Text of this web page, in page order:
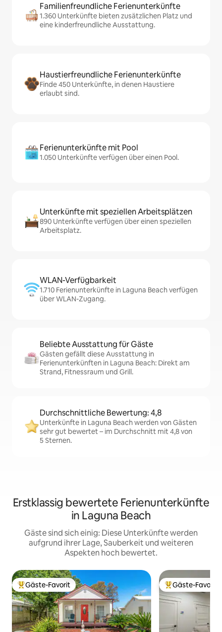
Familienfreundliche Ferienunterkünfte
1.360 Unterkünfte bieten zusätzlichen Platz und
eine kinderfreundliche Ausstattung.
Haustierfreundliche Ferienunterkünfte
Finde 450 Unterkünfte, in denen Haustiere
erlaubt sind.
Ferienunterkünfte mit Pool
1.050 Unterkünfte verfügen über einen Pool.
Unterkünfte mit speziellen Arbeitsplätzen
890 Unterkünfte verfügen über einen speziellen
Arbeitsplatz.
WLAN-Verfügbarkeit
1.710 Ferienunterkünfte in Laguna Beach verfügen
über WLAN-Zugang.
Beliebte Ausstattung für Gäste
Gästen gefällt diese Ausstattung in
Ferienunterkünften in Laguna Beach: Direkt am
Strand, Fitnessraum und Grill.
Durchschnittliche Bewertung: 4,8
Unterkünfte in Laguna Beach werden von Gästen
sehr gut bewertet – im Durchschnitt mit 4,8 von
5 Sternen.
Erstklassig bewertete Ferienunterkünfte
in Laguna Beach
Gäste sind sich einig: Diese Unterkünfte werden
aufgrund ihrer Lage, Sauberkeit und weiteren
Aspekten hoch bewertet.
Beliebter Gäste-Favorit.
Gäste-Favorit Beliebter Gäste-
Gäste-Favorit